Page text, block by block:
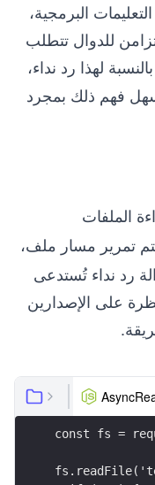
البرمجية،
للدوال تتطلب
لهذا رد نداء،
فهم ذلك بمجرد
الملفات
تمرير مسار ملف،
رد نداء تُستدعى
على الإصدارين
const fs =